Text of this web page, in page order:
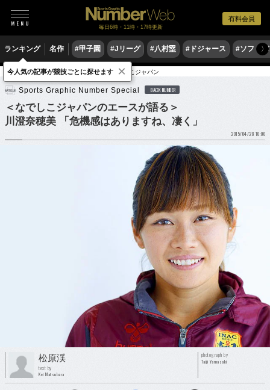
有料会員
毎日6時・11時・17時更新
ランキング 名作 #甲子園 #Jリーグ #八村塁 #ドジャース #ソフト〉
サッカー サッカー日本代表 なでしこジャパン
Sports Graphic Number Special BACK NUMBER
＜なでしこジャパンのエースが語る＞
川澄奈穂美 「危機感はありますね、凄く」
2015/04/28 10:00
松原渓
text by
Kei Matsubara
photograph by
Taiji Yamazaki
今人気の記事が競技ごとに探せます ×